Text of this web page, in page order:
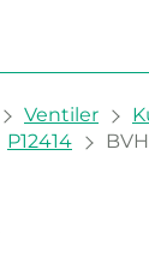
Ventiler
P12414